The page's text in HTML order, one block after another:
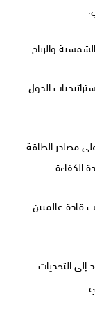
والرياح.
الدول
مصادر الطاقة
الكفاءة.
قادة عالميين
إلى التحديات